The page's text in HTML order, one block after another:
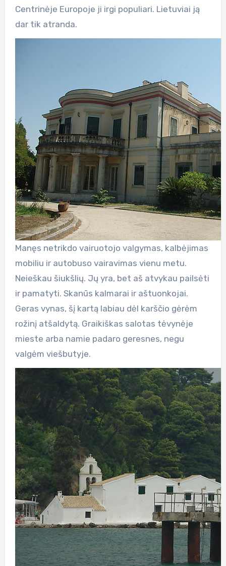
Centrinėje Europoje ji irgi populiari. Lietuviai ją
dar tik atranda.
Manęs netrikdo vairuotojo valgymas, kalbėjimas
mobiliu ir autobuso vairavimas vienu metu.
Neieškau šiukšlių. Jų yra, bet aš atvykau pailsėti
ir pamatyti. Skanūs kalmarai ir aštuonkojai.
Geras vynas, šį kartą labiau dėl karščio gėrėm
rožinį atšaldytą. Graikiškas salotas tėvynėje
mieste arba namie padaro geresnes, negu
valgėm viešbutyje.